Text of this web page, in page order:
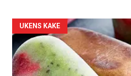
UKENS KAKE